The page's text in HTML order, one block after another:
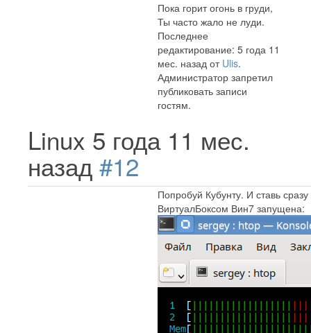
Пока горит огонь в груди,
Ты часто жало не луди.
Последнее
редактирование: 5 года 11
мес. назад от Ulis.
Администратор запретил
публиковать записи
гостям.
Linux 5 года 11 мес.
назад #12
Попробуй Кубунту. И ставь
ВиртуалБоксом Вин7 запущена: